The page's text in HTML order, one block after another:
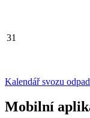
31
Kalendář svozu
Mobilní